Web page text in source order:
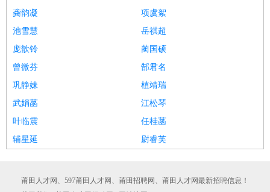
龚韵凝
项虞絮
池雪慧
岳祺超
庞歆铃
蔺国硕
曾微芬
郜君名
巩静妹
植靖瑞
武娟菡
江松琴
叶临震
任桂菡
辅星延
尉睿芙
莆田人才网、597莆田人才网、莆田招聘网、莆田人才网最新招聘信息！